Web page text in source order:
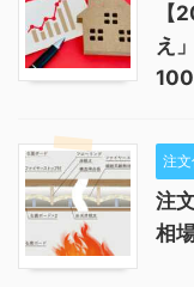
【
え
注
注
相